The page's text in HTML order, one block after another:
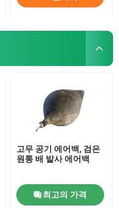
고무 공기 에어백, 검은
원통 배 발사 에어백
최고의 가격